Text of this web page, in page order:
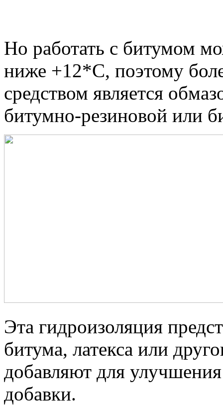
Но работать с битумом
ниже +12*С, поэтому
средством является
битумно-резиновой или
Эта гидроизоляция
битума, латекса или
добавляют для
добавки.